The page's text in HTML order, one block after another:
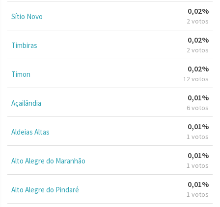
Sítio Novo
0,02%
2 votos
Timbiras
0,02%
2 votos
Timon
0,02%
12 votos
Açailândia
0,01%
6 votos
Aldeias Altas
0,01%
1 votos
Alto Alegre do Maranhão
0,01%
1 votos
Alto Alegre do Pindaré
0,01%
1 votos